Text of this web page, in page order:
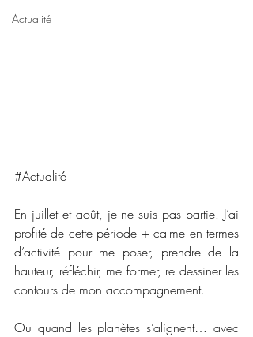
Actualité
#Actualité
En juillet et août, je ne suis pas partie. J’ai
profité de cette période + calme en termes
d’activité pour me poser, prendre de la
hauteur, réfléchir, me former, re dessiner les
contours de mon accompagnement.
Ou quand les planètes s’alignent… avec